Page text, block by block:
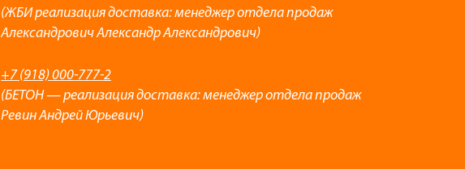
(ЖБИ реализация доставка: менеджер отдела продаж
Александрович Александр Александрович)
+7 (918) 000-777-2
(БЕТОН — реализация доставка: менеджер отдела продаж
Ревин Андрей Юрьевич)